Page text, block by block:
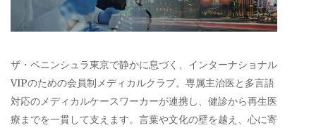
ザ・ペニンシュラ東京で静かに息づく、インターナショナル
VIPのための会員制メディカルクラブ。専属主治医と多言語
対応のメディカルケースワーカーが連携し、健診から再生医
療までを一貫して支えます。言葉や文化の壁を越え、心に寄